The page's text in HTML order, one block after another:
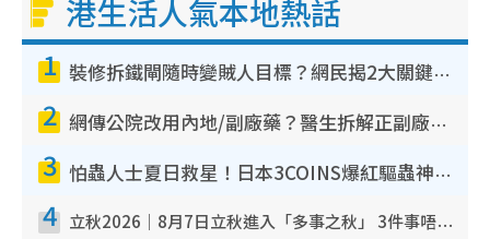
港生活人氣本地熱話
1 裝修拆鐵閘隨時變賊人目標？網民揭2大關鍵用途：裝新式等於白裝？附新舊鐵閘分別
2 網傳公院改用內地/副廠藥？醫生拆解正副廠分別 揭4類人換藥隨時出事
3 怕蟲人士夏日救星！日本3COINS爆紅驅蟲神器$45起 1招「全程免觸碰」輕鬆搞定小強
4 立秋2026｜8月7日立秋進入「多事之秋」 3件事唔做得！專家教6招開運 清枱頭／銀包納氣接好運